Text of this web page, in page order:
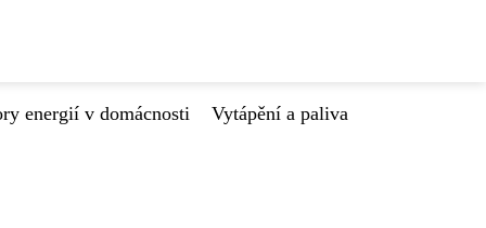
energií v domácnosti Vytápění a paliva